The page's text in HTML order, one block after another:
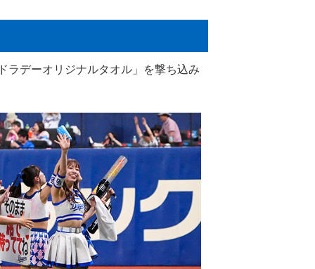
ラデーオリジナルタオル」を撃ち込み